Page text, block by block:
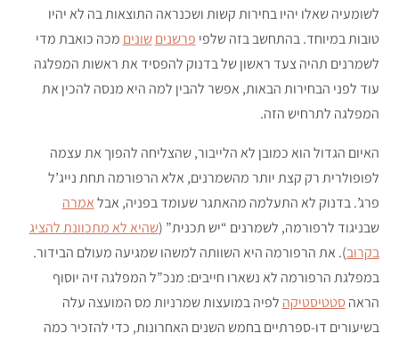
לשומעיה שאלו יהיו בחירות קשות ושכנראה התוצאות בה לא יהיו
טובות במיוחד. בהתחשב בזה שלפי פרשנים שונים מכה כואבת מדי
לשמרנים תהיה צעד ראשון של בדנוק להפסיד את ראשות המפלגה
עוד לפני הבחירות הבאות, אפשר להבין למה היא מנסה להכין את
המפלגה לתרחיש הזה.
האיום הגדול הוא כמובן לא הלייבור, שהצליחה להפוך את עצמה
לפופולרית רק קצת יותר מהשמרנים, אלא הרפורמה תחת נייג’ל
פרג’. בדנוק לא התעלמה מהאתגר שעומד בפניה, אבלאמרה
שבניגוד לרפורמה, לשמרנים “יש תכנית” (שהיא לא מתכוונת להציג
בקרוב). את הרפורמה היא השוותה למשהו שמגיעה מעולם הבידור.
במפלגת הרפורמה לא נשארו חייבים: מנכ”ל המפלגה זיה יוסוף
הראהסטטיסטיקה לפיה במועצות שמרניות מס המועצה עלה
בשיעורים דו-ספרתיים בחמש השנים האחרונות, כדי להזכיר כמה